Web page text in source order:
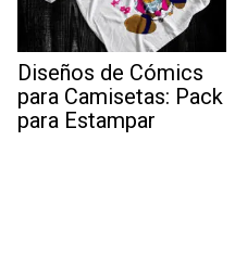
Diseños de Cómics
para Camisetas: Pack
para Estampar